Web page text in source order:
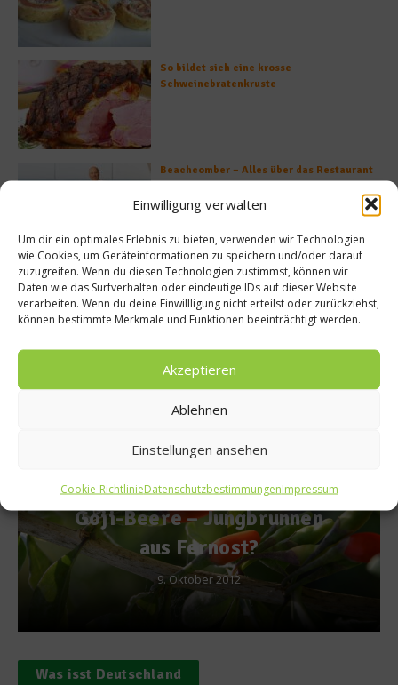
Einwilligung verwalten
Um dir ein optimales Erlebnis zu bieten, verwenden wir Technologien
wie Cookies, um Geräteinformationen zu speichern und/oder darauf
zuzugreifen. Wenn du diesen Technologien zustimmst, können wir
Daten wie das Surfverhalten oder eindeutige IDs auf dieser Website
verarbeiten. Wenn du deine Einwillligung nicht erteilst oder zurückziehst,
können bestimmte Merkmale und Funktionen beeinträchtigt werden.
Akzeptieren
Ablehnen
Einstellungen ansehen
Cookie-RichtlinieDatenschutzbestimmungenImpressum
So bildet sich eine krosse
Schweinebratenkruste
Beachcomber – Alles über das Restaurant
Heinz Beck im Forte Village Resort
Was ist der Unterschied zwischen Limonen
und Limetten?
Empfohlen
Geisels Werneckhof
Ende Juli 2017 ins
1. Juni 2017
Was isst Deutschland